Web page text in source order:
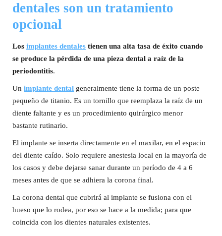
dentales son un tratamiento
opcional
Los implantes dentales tienen una alta tasa de éxito cuando
se produce la pérdida de una pieza dental a raíz de la
periodontitis.
Un implante dental generalmente tiene la forma de un poste
pequeño de titanio. Es un tornillo que reemplaza la raíz de un
diente faltante y es un procedimiento quirúrgico menor
bastante rutinario.
El implante se inserta directamente en el maxilar, en el espacio
del diente caído. Solo requiere anestesia local en la mayoría de
los casos y debe dejarse sanar durante un período de 4 a 6
meses antes de que se adhiera la corona final.
La corona dental que cubrirá al implante se fusiona con el
hueso que lo rodea, por eso se hace a la medida; para que
coincida con los dientes naturales existentes.